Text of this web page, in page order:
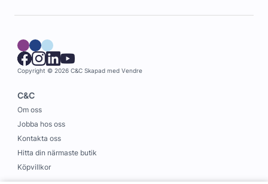
Copyright © 2026 C&C Skapad med Vendre
C&C
Om oss
Jobba hos oss
Kontakta oss
Hitta din närmaste butik
Köpvillkor